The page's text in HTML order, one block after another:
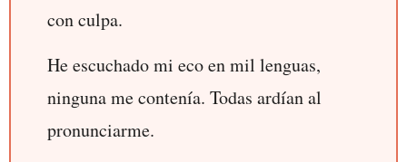
con culpa.
He escuchado mi eco en mil lenguas,
ninguna me contenía. Todas ardían al
pronunciarme.